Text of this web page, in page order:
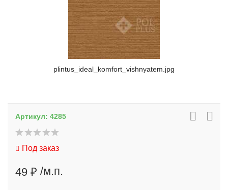
plintus_ideal_komfort_vishnyatem.jpg
Артикул: 4285
Под заказ
49 ₽ /м.п.